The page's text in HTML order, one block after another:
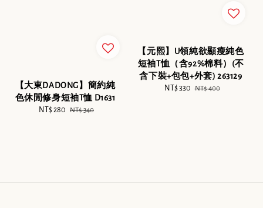
【大東DADONG】簡約純
色休閒修身短袖T恤 D1631
Sale
NT$ 280 Regular
NT$ 340
【元熙】U領純欲顯瘦純色
短袖T恤（含92%棉料）(不
含下裝+包包+外套) 263129
Sale
NT$ 330 Regular
NT$ 400